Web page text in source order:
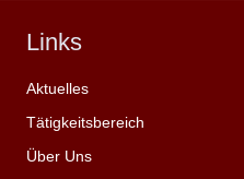
Links
Aktuelles
Tätigkeitsbereich
Über Uns